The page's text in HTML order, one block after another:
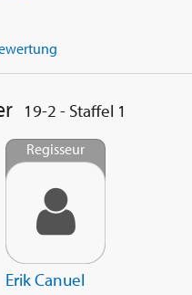
19-2 - Staffel 1
Regisseur
Erik Canuel